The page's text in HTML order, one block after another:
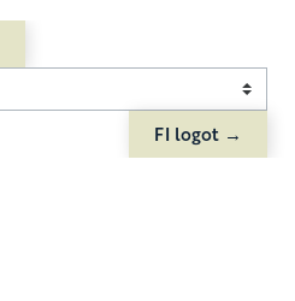
FI logot →